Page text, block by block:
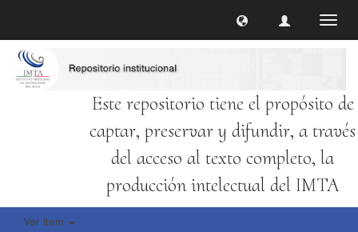
Este repositorio tiene el propósito de
captar, preservar y difundir, a través
del acceso al texto completo, la
producción intelectual del IMTA
Ver ítem